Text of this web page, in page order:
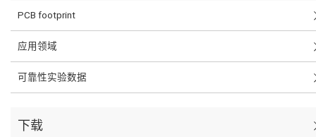
PCB footprint
应用领域
可靠性实验数据
下载